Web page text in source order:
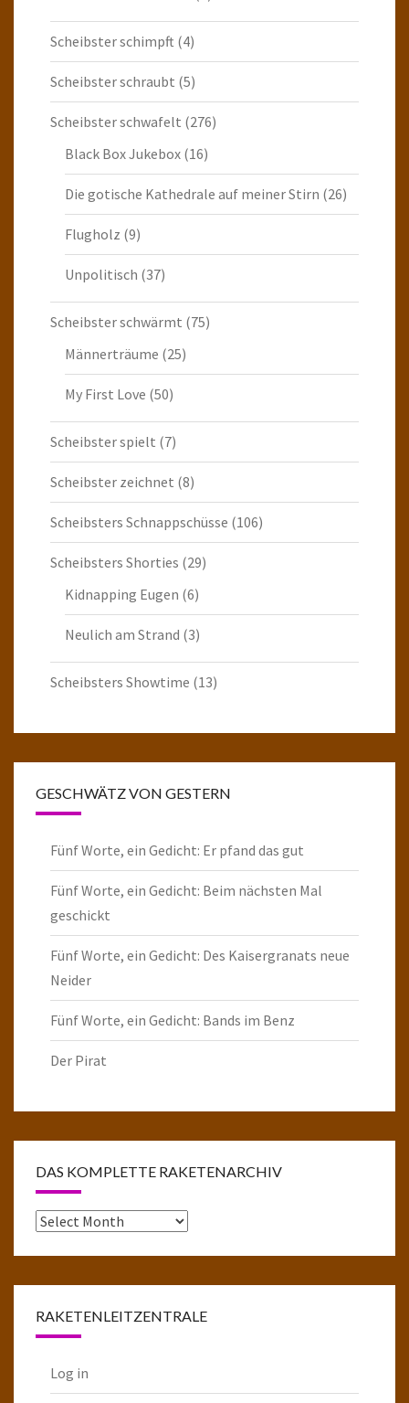
Scheibster schimpft (4)
Scheibster schraubt (5)
Scheibster schwafelt (276)
Black Box Jukebox (16)
Die gotische Kathedrale auf meiner Stirn (26)
Flugholz (9)
Unpolitisch (37)
Scheibster schwärmt (75)
Männerträume (25)
My First Love (50)
Scheibster spielt (7)
Scheibster zeichnet (8)
Scheibsters Schnappschüsse (106)
Scheibsters Shorties (29)
Kidnapping Eugen (6)
Neulich am Strand (3)
Scheibsters Showtime (13)
GESCHWÄTZ VON GESTERN
Fünf Worte, ein Gedicht: Er pfand das gut
Fünf Worte, ein Gedicht: Beim nächsten Mal
geschickt
Fünf Worte, ein Gedicht: Des Kaisergranats neue
Neider
Fünf Worte, ein Gedicht: Bands im Benz
Der Pirat
DAS KOMPLETTE RAKETENARCHIV
Das
RAKETENLEITZENTRALE
Log in